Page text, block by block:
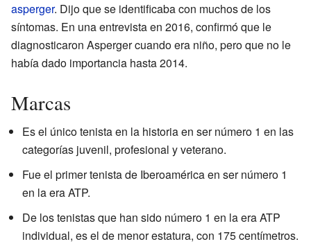
asperger. Dijo que se identificaba con muchos de los
síntomas. En una entrevista en 2016, confirmó que le
diagnosticaron Asperger cuando era niño, pero que no le
había dado importancia hasta 2014.
Marcas
Es el único tenista en la historia en ser número 1 en las
categorías juvenil, profesional y veterano.
Fue el primer tenista de Iberoamérica en ser número 1
en la era ATP.
De los tenistas que han sido número 1 en la era ATP
individual, es el de menor estatura, con 175 centímetros.